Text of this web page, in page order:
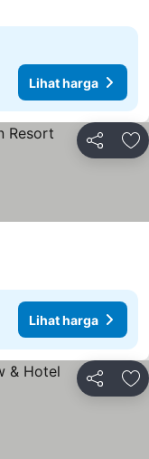
Lihat harga
Kongsi
Lihat harga
Kongsi